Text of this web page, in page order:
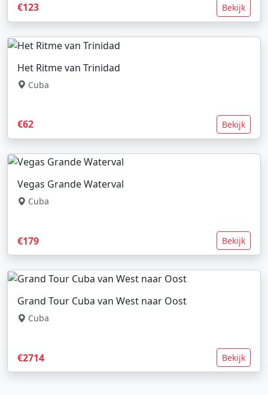
€123 Bekijk
Het Ritme van Trinidad
Cuba
€62 Bekijk
Vegas Grande Waterval
Cuba
€179 Bekijk
Grand Tour Cuba van West naar Oost
Cuba
€2714 Bekijk